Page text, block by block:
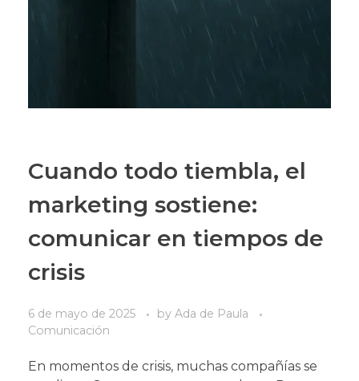
Cuando todo tiembla, el
marketing sostiene:
comunicar en tiempos de
crisis
6 de mayo de 2025 by Ada de Paula
Comunicación
En momentos de crisis, muchas compañías se